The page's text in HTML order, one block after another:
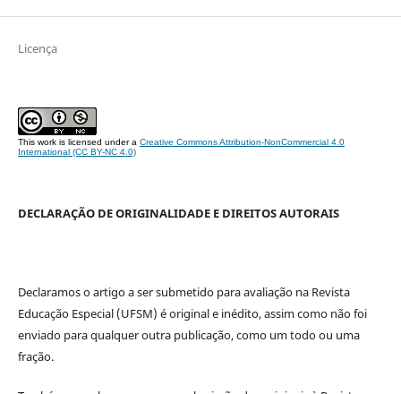
Licença
This work is licensed under a Creative Commons Attribution-NonCommercial 4.0
International (CC BY-NC 4.0)
DECLARAÇÃO DE ORIGINALIDADE E DIREITOS AUTORAIS
Declaramos o artigo a ser submetido para avaliação na Revista
Educação Especial (UFSM) é original e inédito, assim como não foi
enviado para qualquer outra publicação, como um todo ou uma
fração.